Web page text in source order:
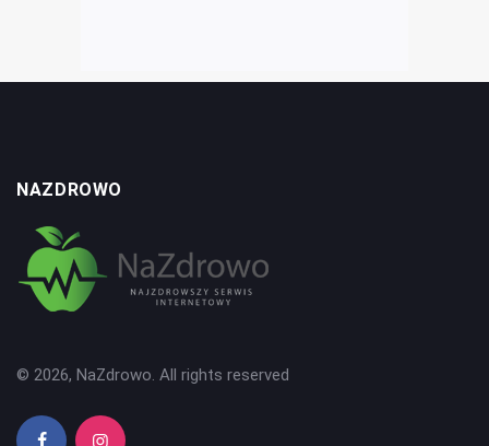
NAZDROWO
© 2026, NaZdrowo. All rights reserved